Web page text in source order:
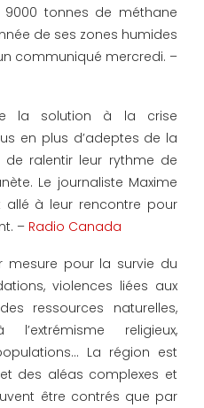
9000 tonnes de méthane
de ses zones humides
communiqué mercredi. –
la solution à la crise
en plus d’adeptes de la
de ralentir leur rythme de
Le journaliste Maxime
à leur rencontre pour
– Radio Canada
mesure pour la survie du
violences liées aux
ressources naturelles,
religieux,
La région est
des aléas complexes et
être contrés que par